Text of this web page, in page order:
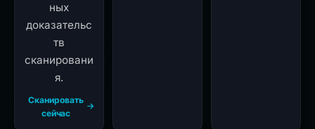
ных
доказательс
тв
сканировани
я.
Сканировать
сейчас